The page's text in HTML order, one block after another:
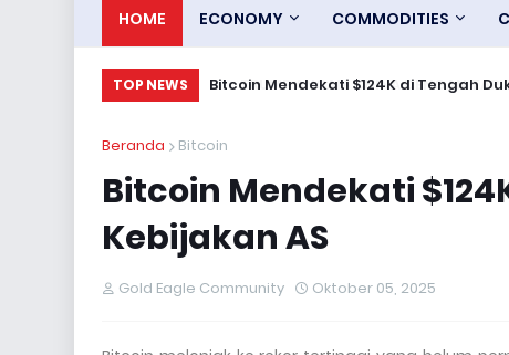
HOME ECONOMY COMMODITIES
TOP NEWS Bitcoin Mendekati $124K di Tengah
Beranda Bitcoin
Bitcoin Mendekati
Kebijakan AS
Gold Eagle Community Oktober 05, 2025